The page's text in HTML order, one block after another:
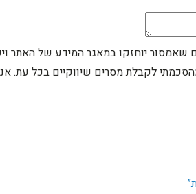
יוחזקו במאגר המידע של האתר
לקבלת מסרים שיווקיים בכל